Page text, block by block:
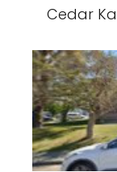
Cedar